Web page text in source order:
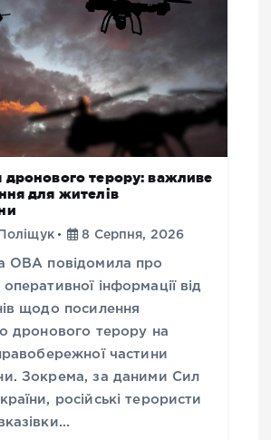
дронового терору: важливе
для жителів
8 Серпня, 2026
ОВА повідомила про
інформації від
щодо посилення
дронового терору на
частини
Зокрема, за даними Сил
російські терористи